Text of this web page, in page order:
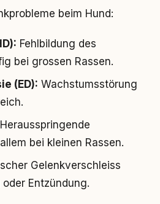
beim Hund:
Fehlbildung des
bei grossen Rassen.
(ED): Wachstumsstörung
Herausspringende
bei kleinen Rassen.
Gelenkverschleiss
Entzündung.